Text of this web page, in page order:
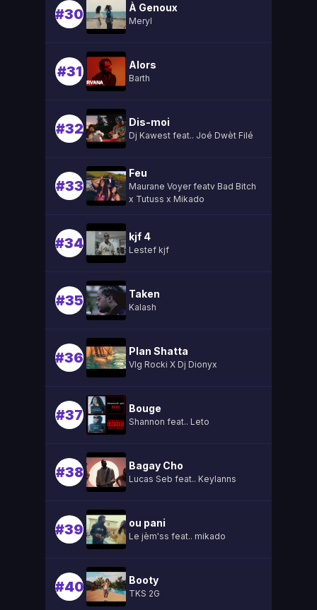
#30 À Genoux
Meryl
#31 Alors
Barth
#32 Dis-moi
Dj Kawest feat.. Joé Dwèt Filé
#33
Feu
Maurane Voyer featv Bad Bitch
x Tutuss x Mikado
#34 kjf 4
Lestef kjf
#35 Taken
Kalash
#36 Plan Shatta
Vlg Rocki X Dj Dionyx
#37 Bouge
Shannon feat.. Leto
#38 Bagay Cho
Lucas Seb feat.. Keylanns
#39 ou pani
Le jèm'ss feat.. mikado
#40 Booty
TKS 2G